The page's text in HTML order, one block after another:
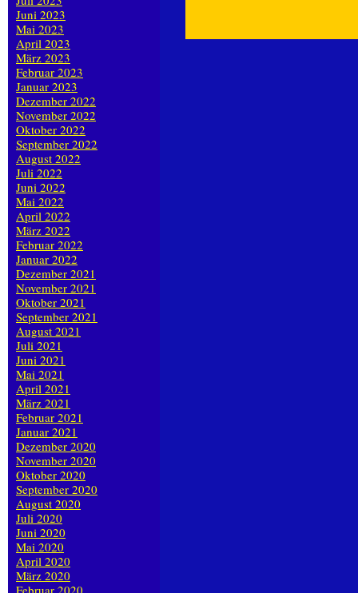
Juni 2023
Mai 2023
April 2023
März 2023
Februar 2023
Januar 2023
Dezember 2022
November 2022
Oktober 2022
September 2022
August 2022
Juli 2022
Juni 2022
Mai 2022
April 2022
März 2022
Februar 2022
Januar 2022
Dezember 2021
November 2021
Oktober 2021
September 2021
August 2021
Juli 2021
Juni 2021
Mai 2021
April 2021
März 2021
Februar 2021
Januar 2021
Dezember 2020
November 2020
Oktober 2020
September 2020
August 2020
Juli 2020
Juni 2020
Mai 2020
April 2020
März 2020
Februar 2020